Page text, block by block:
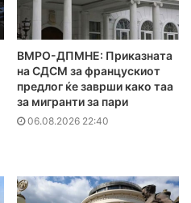
ВМРО-ДПМНЕ: Приказната
на СДСМ за францускиот
предлог ќе заврши како таа
за мигранти за пари
06.08.2026 22:40